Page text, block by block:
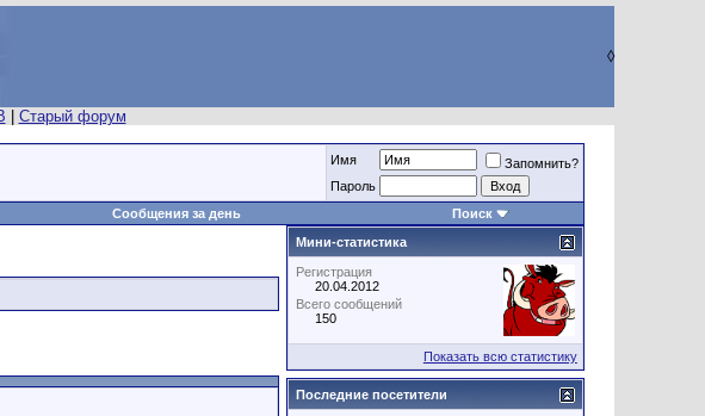
◊
Старый форум
Имя
Запомнить?
Пароль
Сообщения за день Поиск
Мини-статистика
Регистрация
20.04.2012
Всего сообщений
150
Показать всю статистику
Последние посетители